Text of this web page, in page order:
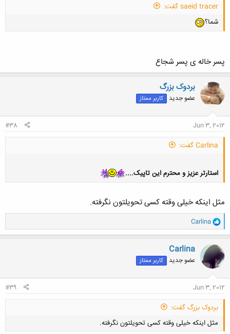
saeid tracer گفت:
شما؟
پسر خاله ی پسر شجاع
بردوک بزرگ
عضو جدید کاربر ممتاز
Jun 3, 2012
#38
Carlina گفت:
استارتر عزیز و محترم این تاپیک....
مثل اینکه خیلی وقته کسی تحویلتون نگرفته.
و
ا
ک
ن
ش
ه
ا
Carlina
Carlina
عضو جدید کاربر ممتاز
Jun 3, 2012
#39
بردوک بزرگ گفت:
مثل اینکه خیلی وقته کسی تحویلتون نگرفته.